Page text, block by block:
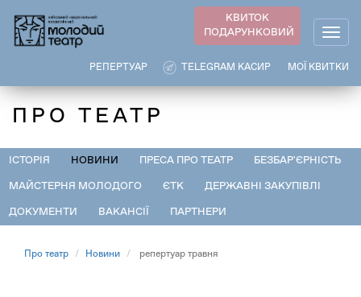
основного
КВИТОК
ПОДАРУНКОВИЙ
МОЇ КВИТКИ
TELEGRAM КАСИР
РЕПЕРТУАР
ПРО ТЕАТР
ІСТОРІЯ НОВИНИ ПРЕСА ПРО ТЕАТР БЕЗБАР'ЄРНІСТЬ
МАЙСТЕРНЯ МОЛОДОГО ЄТК ДЕРЖАВНІ ЗАКУПІВЛІ
ДОКУМЕНТИ ВАКАНСІЇ ПАРТНЕРИ
Про театр Новини репертуар травня